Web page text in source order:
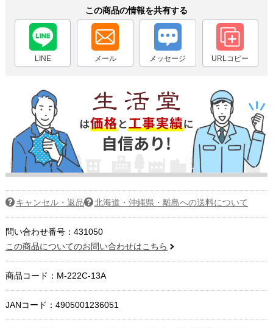
この商品の情報を共有する
LINE メール メッセージ URLコピー
キャンセル・返品 北海道・沖縄県・離島への送料について
問い合わせ番号：431050
この商品についてのお問い合わせはこちら
商品コード： M-222C-13A
JANコード：4905001236051